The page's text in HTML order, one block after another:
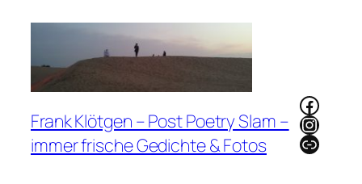
Frank Klötgen – Post Poetry Slam –
immer frische Gedichte & Fotos
Link